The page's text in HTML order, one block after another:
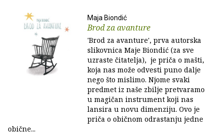
Maja Biondić
Brod za avanture
'Brod za avanture', prva autorska
slikovnica Maje Biondić (za sve
uzraste čitatelja), je priča o mašti,
koja nas može odvesti puno dalje
nego što mislimo. Njome svaki
predmet iz naše zbilje pretvaramo
u magičan instrument koji nas
lansira u novu dimenziju. Ovo je
priča o običnom odrastanju jedne
obične...